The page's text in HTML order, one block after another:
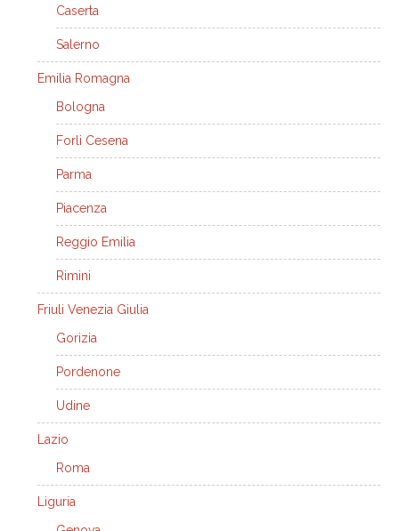
Caserta
Salerno
Emilia Romagna
Bologna
Forli Cesena
Parma
Piacenza
Reggio Emilia
Rimini
Friuli Venezia Giulia
Gorizia
Pordenone
Udine
Lazio
Roma
Liguria